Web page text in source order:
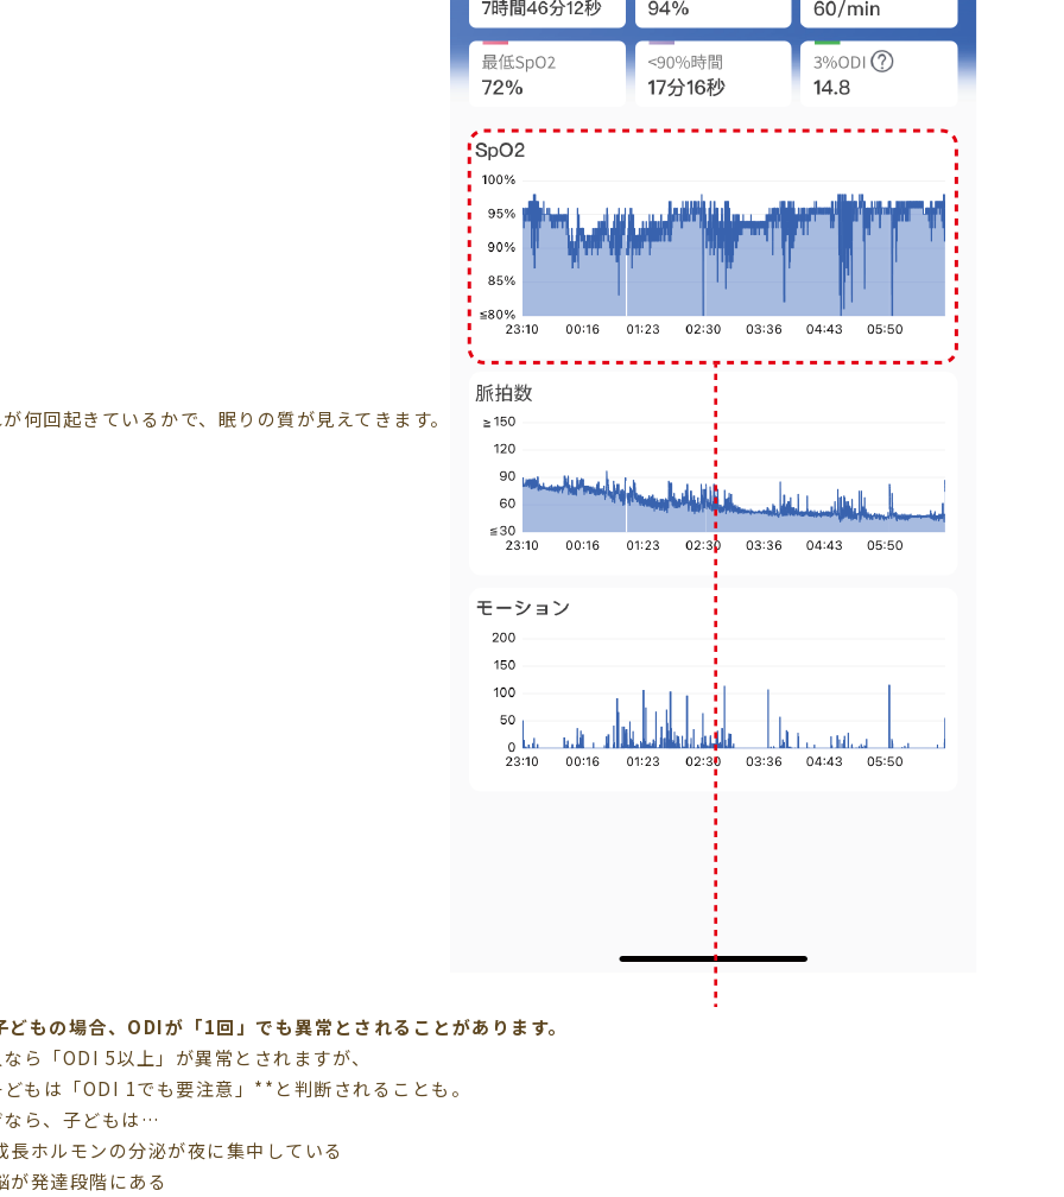
何回起きているかで、眠りの質が見えてきます。
もの場合、ODIが「1回」でも異常とされることがあります。
ら「ODI 5以上」が異常とされますが、
もは「ODI 1でも要注意」**と判断されることも。
ら、子どもは…
長ホルモンの分泌が夜に集中している
が発達段階にある